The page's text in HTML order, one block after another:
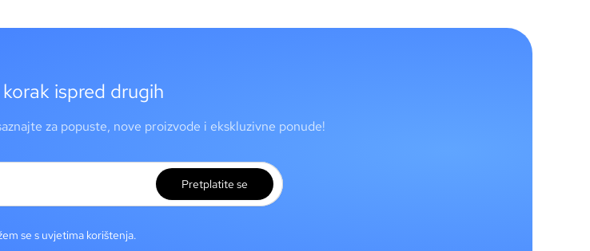
ispred drugih
za popuste, nove proizvode i ekskluzivne ponude!
Pretplatite se
se s uvjetima korištenja.